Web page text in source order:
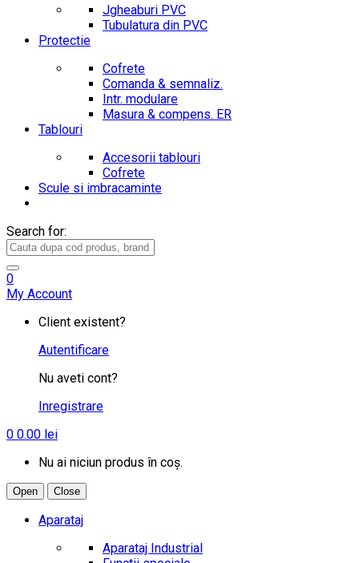
Jgheaburi PVC
Tubulatura din PVC
Protectie
Cofrete
Comanda & semnaliz.
Intr. modulare
Masura & compens. ER
Tablouri
Accesorii tablouri
Cofrete
Scule si imbracaminte
Search for:
0
My Account
Client existent?
Autentificare
Nu aveti cont?
Inregistrare
0 0.00 lei
Nu ai niciun produs în coș.
Open Close
Aparataj
Aparataj Industrial